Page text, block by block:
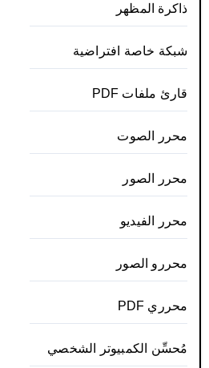
ذاكرة المظهر
شبكة خاصة افتراضية
قارئ ملفات PDF
محرر الصوت
محرر الصور
محرر الفيديو
محررو الصور
محرري PDF
مُحسِّن الكمبيوتر الشخصي